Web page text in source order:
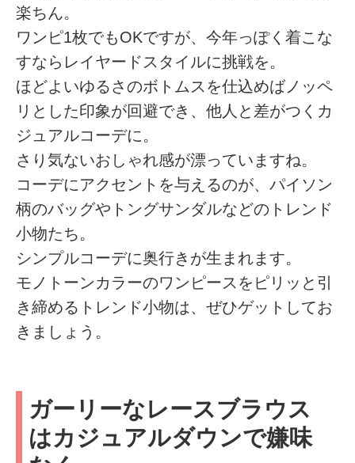
楽ちん。
ワンピ1枚でもOKですが、今年っぽく着こな
すならレイヤードスタイルに挑戦を。
ほどよいゆるさのボトムスを仕込めばノッペ
リとした印象が回避でき、他人と差がつくカ
ジュアルコーデに。
さり気ないおしゃれ感が漂っていますね。
コーデにアクセントを与えるのが、パイソン
柄のバッグやトングサンダルなどのトレンド
小物たち。
シンプルコーデに奥行きが生まれます。
モノトーンカラーのワンピースをピリッと引
き締めるトレンド小物は、ぜひゲットしてお
きましょう。
ガーリーなレースブラウス
はカジュアルダウンで嫌味